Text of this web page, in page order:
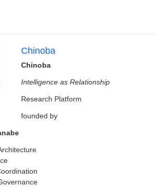
Chinoba
Chinoba
Intelligence as Relationship
Research Platform
founded by